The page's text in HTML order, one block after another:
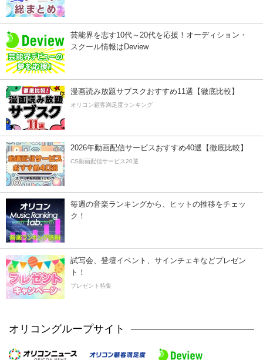
芸能界を志す10代～20代を応援！オーディション・
スクール情報はDeview
漫画読み放題サブスクおすすめ11選【徹底比較】
オリコン顧客満足度ランキング
2026年動画配信サービスおすすめ40選【徹底比較】
CS動画配信サービス20選
毎週の音楽ランキングから、ヒットの推移をチェッ
ク！
試写会、登壇イベント、サインチェキなどプレゼン
ト！
プレゼント特集
オリコングループサイト